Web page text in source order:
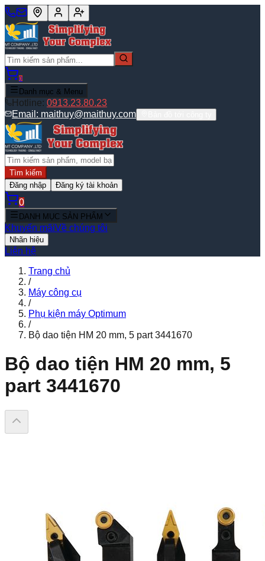
0
Danh mục & Menu
Hotline: 0913.23.80.23
Email: maithuy@maithuy.com
Tìm kiếm
Đăng nhập
Đăng ký tài khoản
0
DANH MỤC SẢN PHẨM
Khuyến mãiVề chúng tôi
Nhãn hiệu
Liên hệ
Trang chủ
/
Máy công cụ
/
Phụ kiện máy Optimum
/
Bộ dao tiện HM 20 mm, 5 part 3441670
Bộ dao tiện HM 20 mm, 5
part 3441670